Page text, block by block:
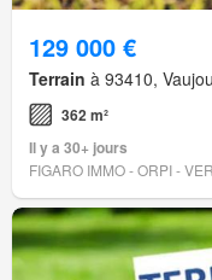
129 000 €
Terrain à 93410,
362 m²
Il y a 30+ jours
FIGARO IMMO - ORPI -